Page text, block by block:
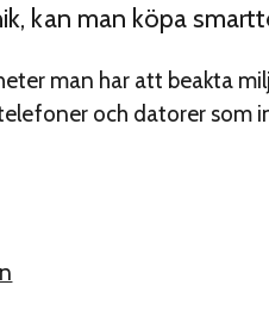
kan man köpa
man har att beakta
och datorer som